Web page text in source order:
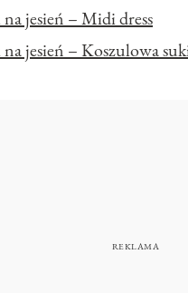
jesień – Midi dress
jesień – Koszulowa